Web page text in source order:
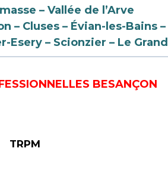
– Vallée de l’Arve
– Cluses – Évian-les-Bains
Esery – Scionzier – Le
BESANÇON
TRPM